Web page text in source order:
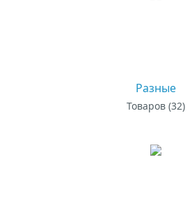
Разные
Товаров (32)